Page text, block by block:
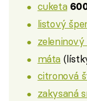
cuketa
listový
máta
citronová
zakysaná